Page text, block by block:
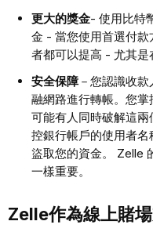
更大的獎金- 使用比特
金 - 當您使用首選付
者都可以提高 - 尤其是
安全保障－您認識收款
融網路進行轉帳。您
可能有人同時破解這
控銀行帳戶的使用者
盜取您的資金。 Zelle
一樣重要。
Zelle作為線上賭